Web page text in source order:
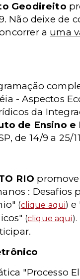
Geodireito
Não deixe de
a uma
- Aspectos
da
de Ensino e
de 14/9 a 25/
RIO
: Desafios
(clique aqui) e
(clique aqui).
"Processo